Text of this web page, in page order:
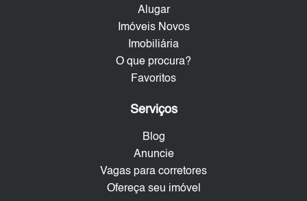
Alugar
Imóveis Novos
Imobiliária
O que procura?
Favoritos
Serviços
Blog
Anuncie
Vagas para corretores
Ofereça seu imóvel